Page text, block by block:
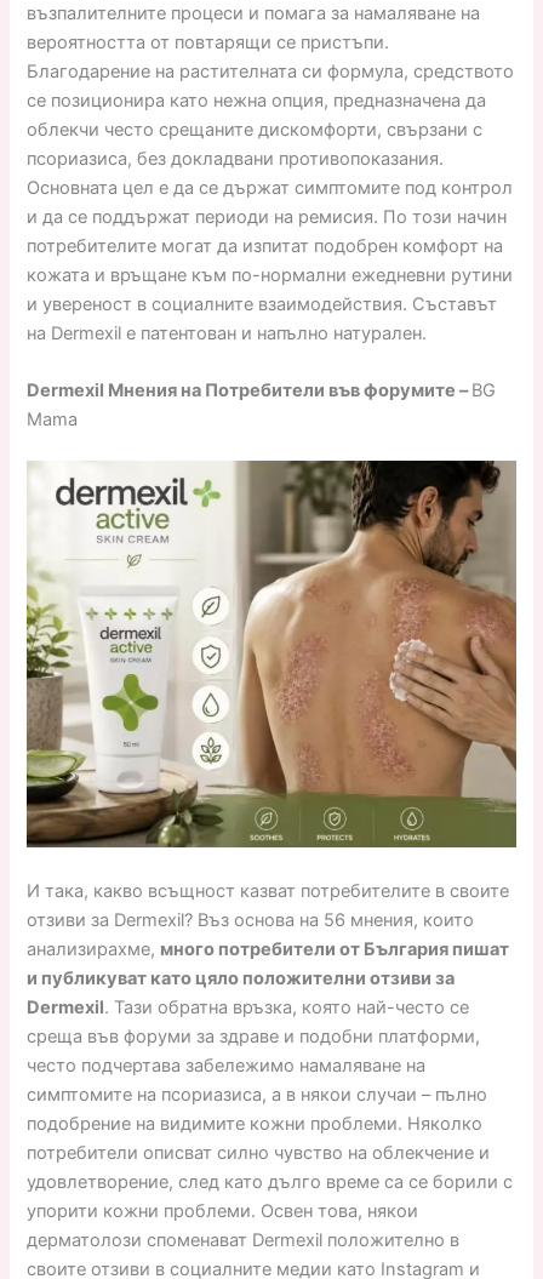
възпалителните процеси и помага за намаляване на
вероятността от повтарящи се пристъпи.
Благодарение на растителната си формула, средството
се позиционира като нежна опция, предназначена да
облекчи често срещаните дискомфорти, свързани с
псориазиса, без докладвани противопоказания.
Основната цел е да се държат симптомите под контрол
и да се поддържат периоди на ремисия. По този начин
потребителите могат да изпитат подобрен комфорт на
кожата и връщане към по-нормални ежедневни рутини
и увереност в социалните взаимодействия. Съставът
на Dermexil е патентован и напълно натурален.
Dermexil Мнения на Потребители във форумите –BG
Mama
И така, какво всъщност казват потребителите в своите
отзиви за Dermexil? Въз основа на 56 мнения, които
анализирахме, много потребители от България пишат
и публикуват като цяло положителни отзиви за
Dermexil. Тази обратна връзка, която най-често се
среща във форуми за здраве и подобни платформи,
често подчертава забележимо намаляване на
симптомите на псориазиса, а в някои случаи – пълно
подобрение на видимите кожни проблеми. Няколко
потребители описват силно чувство на облекчение и
удовлетворение, след като дълго време са се борили с
упорити кожни проблеми. Освен това, някои
дерматолози споменават Dermexil положително в
своите отзиви в социалните медии като Instagram и